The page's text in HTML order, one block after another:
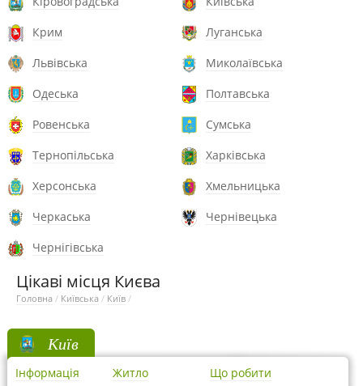
Крим
Луганська
Львівська
Миколаївська
Одеська
Полтавська
Ровенська
Сумська
Тернопільська
Харківська
Херсонська
Хмельницька
Черкаська
Чернівецька
Чернігівська
Цікаві місця Києва
Головна / Київська / Київ /
Київ
Інформація Житло Що робити